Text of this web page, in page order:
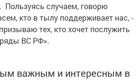
Пользуясь случаем, говорю
кто в тылу поддерживает нас, -
тех, кто хочет послужить
ряды ВС РФ».
важным и интересным в